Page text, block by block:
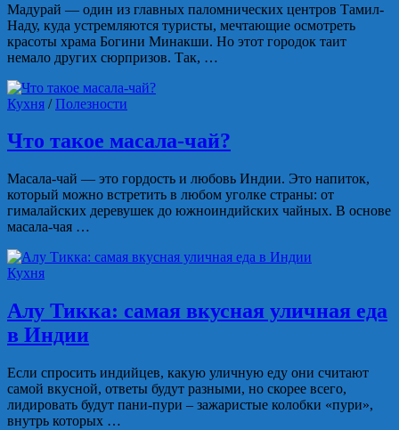
Мадурай — один из главных паломнических центров Тамил-
Наду, куда устремляются туристы, мечтающие осмотреть
красоты храма Богини Минакши. Но этот городок таит
немало других сюрпризов. Так, …
Кухня /Полезности
Что такое масала-чай?
Масала-чай — это гордость и любовь Индии. Это напиток,
который можно встретить в любом уголке страны: от
гималайских деревушек до южноиндийских чайных. В основе
масала-чая …
Кухня
Алу Тикка: самая вкусная уличная еда
в Индии
Если спросить индийцев, какую уличную еду они считают
самой вкусной, ответы будут разными, но скорее всего,
лидировать будут пани-пури – зажаристые колобки «пури»,
внутрь которых …